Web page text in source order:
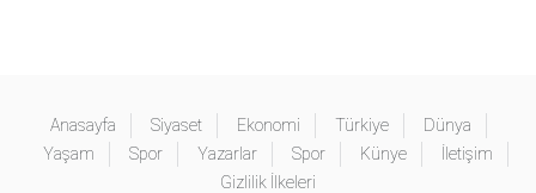
Anasayfa Siyaset Ekonomi Türkiye
Dünya
Yaşam
Spor Yazarlar Spor Künye
İletişim
Gizlilik İlkeleri